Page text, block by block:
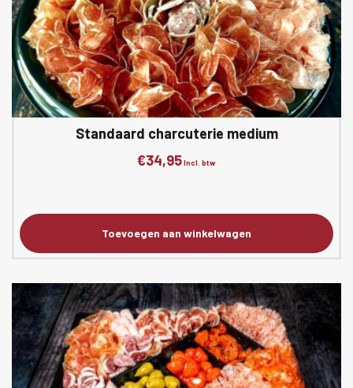
Toevoegen aan winkelwagen
Standaard charcuterie medium
€34,95Incl. btw